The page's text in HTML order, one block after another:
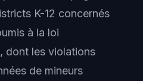
K-12 concernés
à la loi
dont les violations
de mineurs